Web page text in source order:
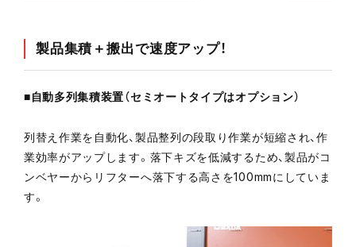
製品集積＋搬出で速度アップ！
■自動多列集積装置（セミオートタイプはオプション）
列替え作業を自動化、製品整列の段取り作業が短縮され、作
業効率がアップします。落下キズを低減するため、製品がコ
ンベヤーからリフターへ落下する高さを100mmにしていま
す。